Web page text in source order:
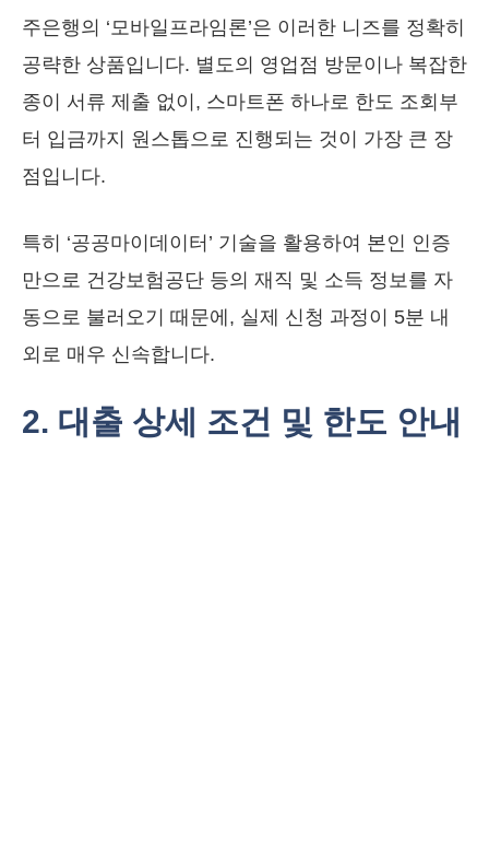
주은행의 ‘모바일프라임론’은 이러한 니즈를 정확히
공략한 상품입니다. 별도의 영업점 방문이나 복잡한
종이 서류 제출 없이, 스마트폰 하나로 한도 조회부
터 입금까지 원스톱으로 진행되는 것이 가장 큰 장
점입니다.
특히 ‘공공마이데이터’ 기술을 활용하여 본인 인증
만으로 건강보험공단 등의 재직 및 소득 정보를 자
동으로 불러오기 때문에, 실제 신청 과정이 5분 내
외로 매우 신속합니다.
2. 대출 상세 조건 및 한도 안내